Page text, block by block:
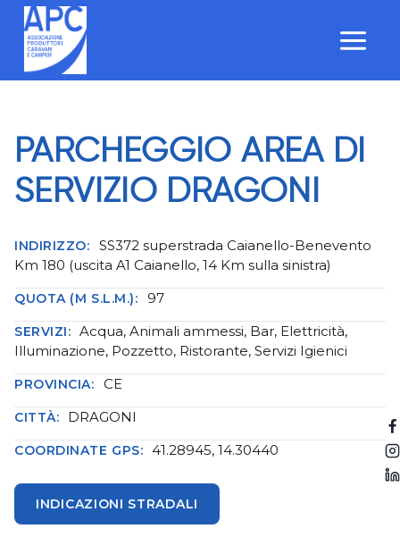
Salta
contenuto
PARCHEGGIO AREA DI
SERVIZIO DRAGONI
INDIRIZZO:
SS372 superstrada Caianello-Benevento
Km 180 (uscita A1 Caianello, 14 Km sulla sinistra)
QUOTA (M S.L.M.): 97
SERVIZI: Acqua, Animali ammessi, Bar, Elettricità,
Illuminazione, Pozzetto, Ristorante, Servizi Igienici
PROVINCIA: CE
CITTÀ: DRAGONI
COORDINATE GPS: 41.28945, 14.30440
INDICAZIONI STRADALI